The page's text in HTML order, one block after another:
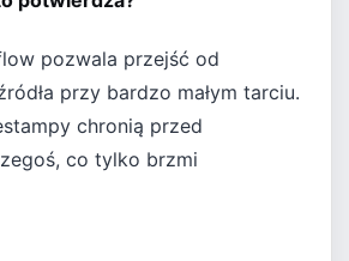
pozwala przejść od
przy bardzo małym tarciu.
chronią przed
co tylko brzmi